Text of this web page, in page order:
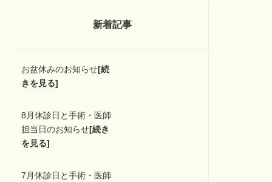
新着記事
お盆休みのお知らせ[続
きを見る]
8月休診日と手術・医師
担当日のお知らせ[続き
を見る]
7月休診日と手術・医師